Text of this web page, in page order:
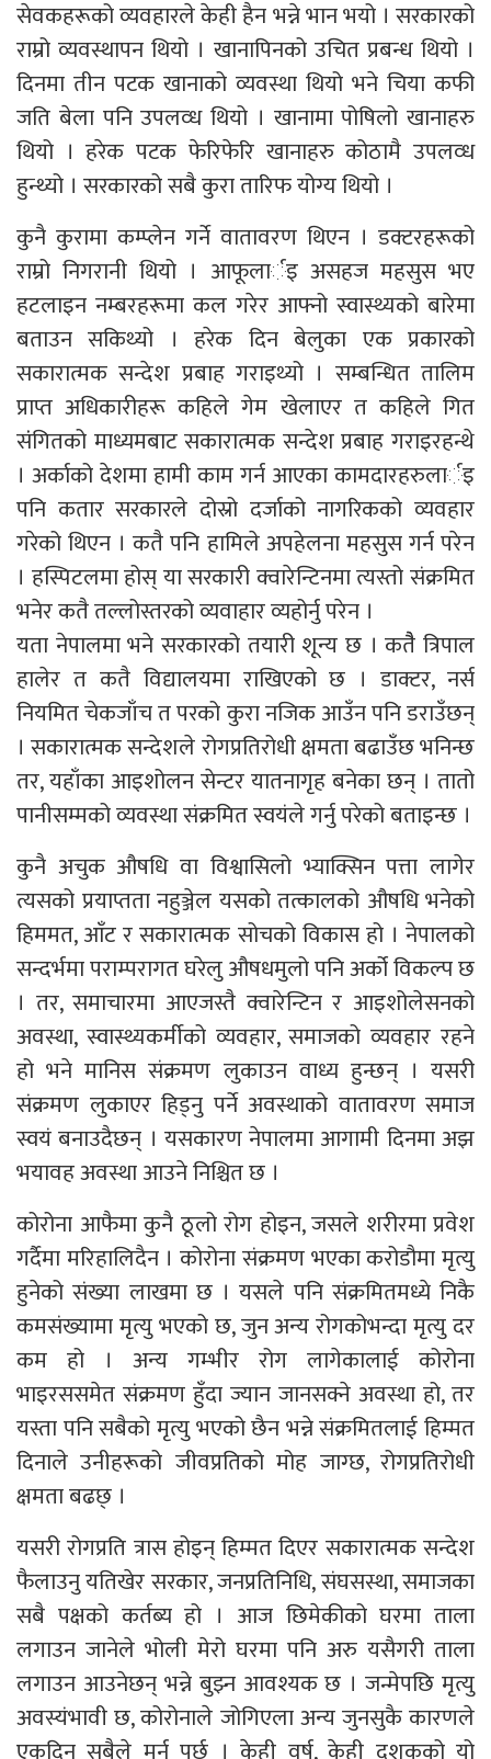
सेवकहरूको व्यवहारले केही हैन भन्ने भान भयो । सरकारको
राम्रो व्यवस्थापन थियो । खानापिनको उचित प्रबन्ध थियो ।
दिनमा तीन पटक खानाको व्यवस्था थियो भने चिया कफी
जति बेला पनि उपलव्ध थियो । खानामा पोषिलो खानाहरु
थियो । हरेक पटक फेरिफेरि खानाहरु कोठामै उपलव्ध
हुन्थ्यो । सरकारको सबै कुरा तारिफ योग्य थियो ।
कुनै कुरामा कम्प्लेन गर्ने वातावरण थिएन । डक्टरहरूको
राम्रो निगरानी थियो । आफूलार्इ असहज महसुस भए
हटलाइन नम्बरहरूमा कल गरेर आफ्नो स्वास्थ्यको बारेमा
बताउन सकिथ्यो । हरेक दिन बेलुका एक प्रकारको
सकारात्मक सन्देश प्रबाह गराइथ्यो । सम्बन्धित तालिम
प्राप्त अधिकारीहरू कहिले गेम खेलाएर त कहिले गित
संंगितको माध्यमबाट सकारात्मक सन्देश प्रबाह गराइरहन्थे
। अर्काको देशमा हामी काम गर्न आएका कामदारहरुलार्इ
पनि कतार सरकारले दोस्रो दर्जाको नागरिकको व्यवहार
गरेको थिएन । कतै पनि हामिले अपहेलना महसुस गर्न परेन
। हस्पिटलमा होस् या सरकारी क्वारेन्टिनमा त्यस्तो संक्रमित
भनेर कतै तल्लोस्तरको व्यवाहार व्यहोर्नु परेन ।
यता नेपालमा भने सरकारको तयारी शून्य छ । कतैै त्रिपाल
हालेर त कतै विद्यालयमा राखिएको छ । डाक्टर, नर्स
नियमित चेकजाँच त परको कुरा नजिक आउँन पनि डराउँछन्
। सकारात्मक सन्देशले रोगप्रतिरोधी क्षमता बढाउँछ भनिन्छ
तर, यहाँका आइशोलन सेन्टर यातनागृह बनेका छन् । तातो
पानीसम्मको व्यवस्था संक्रमित स्वयंले गर्नु परेको बताइन्छ ।
कुनै अचुक औषधि वा विश्वासिलो भ्याक्सिन पत्ता लागेर
त्यसको प्रयाप्तता नहुञ्जेल यसको तत्कालको औषधि भनेको
हिममत, आँट र सकारात्मक सोचको विकास हो । नेपालको
सन्दर्भमा पराम्परागत घरेलु औषधमुलो पनि अर्को विकल्प छ
। तर, समाचारमा आएजस्तै क्वारेन्टिन र आइशोलेसनको
अवस्था, स्वास्थ्यकर्मीको व्यवहार, समाजको व्यवहार रहने
हो भने मानिस संक्रमण लुकाउन वाध्य हुन्छन् । यसरी
संक्रमण लुकाएर हिड्नु पर्ने अवस्थाको वातावरण समाज
स्वयं बनाउदैछन् । यसकारण नेपालमा आगामी दिनमा अझ
भयावह अवस्था आउने निश्चित छ ।
कोरोना आफैमा कुनै ठूलो रोग होइन, जसले शरीरमा प्रवेश
गर्दैमा मरिहालिदैन । कोरोना संक्रमण भएका करोडौमा मृत्यु
हुनेको संख्या लाखमा छ । यसले पनि संक्रमितमध्ये निकै
कमसंख्यामा मृत्यु भएको छ, जुन अन्य रोगकोभन्दा मृत्यु दर
कम हो । अन्य गम्भीर रोग लागेकालाई कोरोना
भाइरससमेत संक्रमण हुँदा ज्यान जानसक्ने अवस्था हो, तर
यस्ता पनि सबैको मृत्यु भएको छैन भन्ने संक्रमितलाई हिम्मत
दिनाले उनीहरूको जीवप्रतिको मोह जाग्छ, रोगप्रतिरोधी
क्षमता बढछ् ।
यसरी रोगप्रति त्रास होइन् हिम्मत दिएर सकारात्मक सन्देश
फैलाउनु यतिखेर सरकार, जनप्रतिनिधि, संघसस्था, समाजका
सबै पक्षको कर्तब्य हो । आज छिमेकीको घरमा ताला
लगाउन जानेले भोली मेरो घरमा पनि अरु यसैगरी ताला
लगाउन आउनेछन् भन्ने बुझ्न आवश्यक छ । जन्मेपछि मृत्यु
अवस्यंभावी छ, कोरोनाले जोगिएला अन्य जुनसुकै कारणले